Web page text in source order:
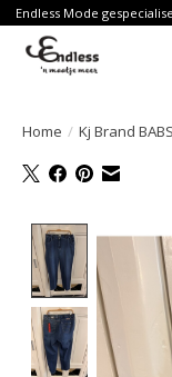
Endless Mode
Home / Kj Brand
Product